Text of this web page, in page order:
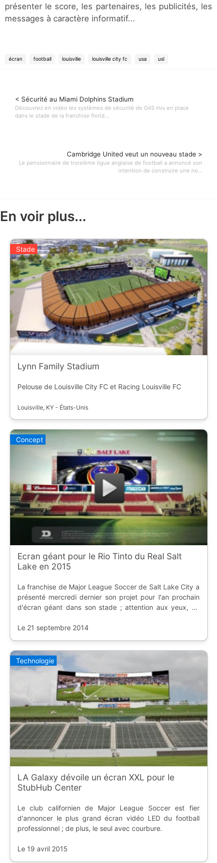
présenter le score, les partenaires, les publicités, les
messages à caractère informatif...
écran football louisville louisville city fc usa usl
< Sécurité au Miami Dolphins Stadium
Découvrez en vidéo les systèmes de sécurité de G4S mis en place
dans le stade de la franchise florid...
Cambridge United veut un nouveau stade >
Le pensionnaire de troisième ligue anglaise de football a annoncé son
intention de construire une no...
En voir plus...
Stade
Lynn Family Stadium
Pelouse de Louisville City FC et Racing Louisville FC
Louisville, KY - États-Unis
Concept
Ecran géant pour le Rio Tinto du Real Salt
Lake en 2015
La franchise de Major League Soccer de Salt Lake City a
présenté mercredi dernier son projet pour l'an prochain
d'écran géant dans son stade ; attention aux yeux, ça
Le 21 septembre 2014
Technologie
LA Galaxy dévoile un écran XXL pour le
StubHub Center
Le club californien de Major League Soccer est fier
d'annoncer le plus grand écran vidéo LED du football
professionnel ; de plus, le seul avec courbure.
Le 19 avril 2015